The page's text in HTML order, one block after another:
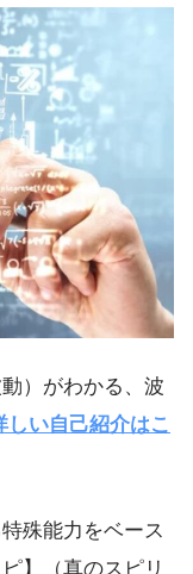
）がわかる、波
しい自己紹介はこ
殊能力をベース
】（真のスピリ